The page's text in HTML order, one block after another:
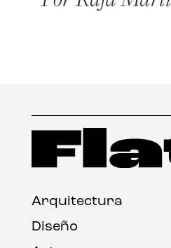
Arquitectura
Diseño